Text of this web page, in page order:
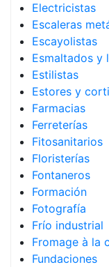
Electricistas
Escaleras
Escayolistas
Esmaltados y
Estilistas
Estores y
Farmacias
Ferreterías
Fitosanitarios
Floristerías
Fontaneros
Formación
Fotografía
Frío industrial
Fromage à la
Fundaciones